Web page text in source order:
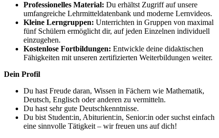
Professionelles Material: Du erhältst Zugriff auf unsere
umfangreiche Lehrmitteldatenbank und moderne Lernvideos.
Kleine Lerngruppen: Unterrichten in Gruppen von maximal
fünf Schülern ermöglicht dir, auf jeden Einzelnen individuell
einzugehen.
Kostenlose Fortbildungen: Entwickle deine didaktischen
Fähigkeiten mit unseren zertifizierten Weiterbildungen weiter.
Dein Profil
Du hast Freude daran, Wissen in Fächern wie Mathematik,
Deutsch, Englisch oder anderen zu vermitteln.
Du hast sehr gute Deutschkenntnisse.
Du bist Student:in, Abiturient:in, Senior:in oder suchst einfach
eine sinnvolle Tätigkeit – wir freuen uns auf dich!